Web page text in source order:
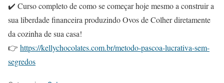
✔️ Curso completo de como se começar hoje mesmo a construir a
sua liberdade financeira produzindo Ovos de Colher diretamente
da cozinha de sua casa!
👉 https://kellychocolates.com.br/metodo-pascoa-lucrativa-sem-
segredos